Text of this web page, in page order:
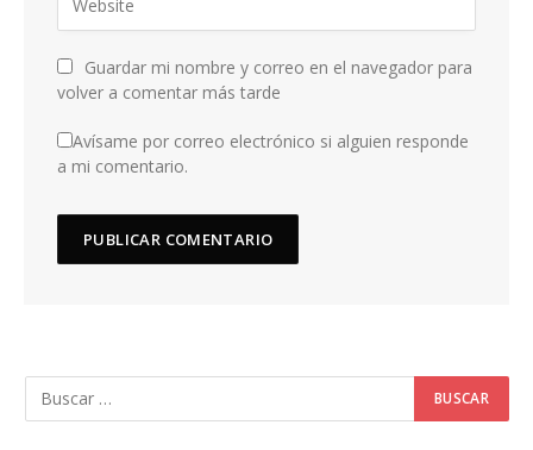
Guardar mi nombre y correo en el navegador para
volver a comentar más tarde
Avísame por correo electrónico si alguien responde
a mi comentario.